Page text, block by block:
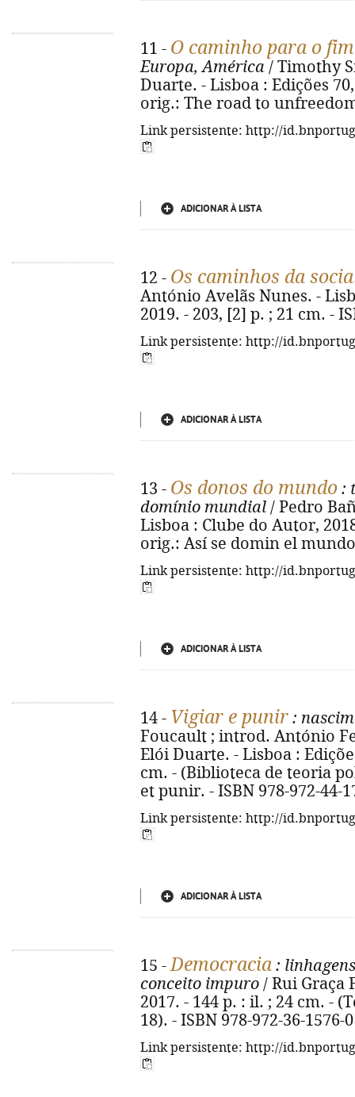
11 - O caminho para o
Europa, América / Timothy
Duarte. - Lisboa : Edições
orig.: The road to
Link persistente: http://
ADICIONAR À LISTA
12 - Os caminhos da
António Avelãs Nunes. -
2019. - 203, [2] p. ; 21 cm. -
Link persistente: http://
ADICIONAR À LISTA
13 - Os donos do mundo :
domínio mundial / Pedro
Lisboa : Clube do Autor,
orig.: Así se domin el
Link persistente: http://
ADICIONAR À LISTA
14 - Vigiar e punir :
Foucault ; introd. António
Elói Duarte. - Lisboa :
cm. - (Biblioteca de teoria
et punir. - ISBN 978-972-44-
Link persistente: http://
ADICIONAR À LISTA
15 -Democracia :
conceito impuro / Rui Graça
2017. - 144 p. : il. ; 24 cm. -
18). - ISBN 978-972-36-1576-0
Link persistente: http://